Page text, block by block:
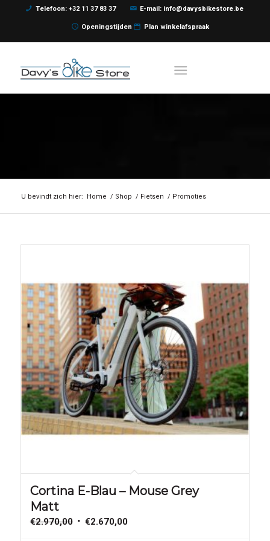
Telefoon: +32 11 37 83 37 E-mail: info@davysbikestore.be
Openingstijden Plan winkelafspraak
U bevindt zich hier: Home / Shop / Fietsen / Promoties
Cortina E-Blau – Mouse Grey
Matt
€2.970,00 Oorspronkelijke
€2.670,00Huidige